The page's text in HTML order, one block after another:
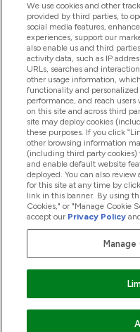
Pomoc & Informácie
Produkty
Informácie O
Vernosť & Odmeny
2026 The Hut.com Ltd
We use cookies and other
provided by third parties, to
social media features,
experiences, support our
also enable us and third
activity data, such as IP
URLs, searches and
other usage information,
functionality and
performance, and reach
on this site and across third
site may deploy cookies
these purposes. If you click
other browsing information
(including third party cookies)
and enable default website
deployed. You can also
for this site at any time by
link in this banner. By using
Cookies," or "Manage Cookie
accept our Privacy Policy